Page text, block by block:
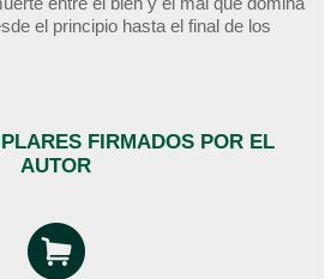
el principio hasta el final de los
FIRMADOS POR EL
AUTOR